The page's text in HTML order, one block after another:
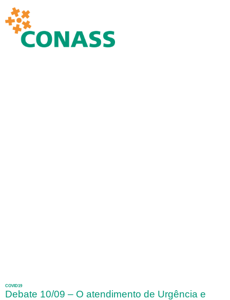
COVID19
Debate 10/09 – O atendimento de Urgência e